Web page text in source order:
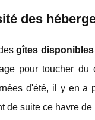
des
gîtes disponibles
pour toucher du
d'été, il y en a
de suite ce havre de